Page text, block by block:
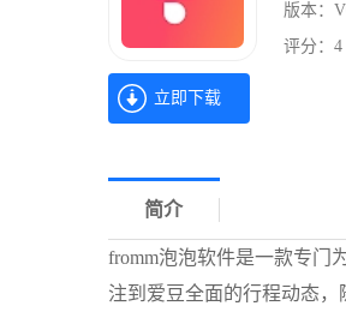
立即下载
版本：
评分： 4
简介
fromm泡泡软件是一款专门
注到爱豆全面的行程动态